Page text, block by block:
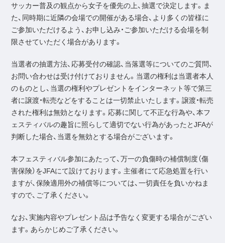
サッカー普及の観点から女子を優先の上、抽選で決定します。ま
た、同時期に近隣の会場での開催がある場合、より多くの皆様に
ご参加いただけるよう、お申し込み・ご参加いただける会場を制
限させていただく場合があります。
当選者の抽選方法、応募受付の確認、当落選等についてのご質問、
お問い合わせは受け付けておりません。当選の権利は当選者本人
のものとし、当選の権利やプレゼントをインターネット等で第三
者に譲渡・転売などをすることは一切禁止いたします。譲渡・転売
された権利は無効となります。応募に関して不正な行為や、本フ
ェスティバルの趣旨に照らして適切でない行為があったとJFAが
判断した場合、当選を無効とする場合がございます。
本フェスティバル参加にあたって、万一の負傷時の補償制度（傷
害保険）をJFAにて設けております。主催者にて応急処置を行い
ますが、保険適用外の補償等については、一切責任を負いかねま
すので、ご了承ください。
なお、実施内容やプレゼント品は予告なく変更する場合がござい
ます。あらかじめご了承ください。